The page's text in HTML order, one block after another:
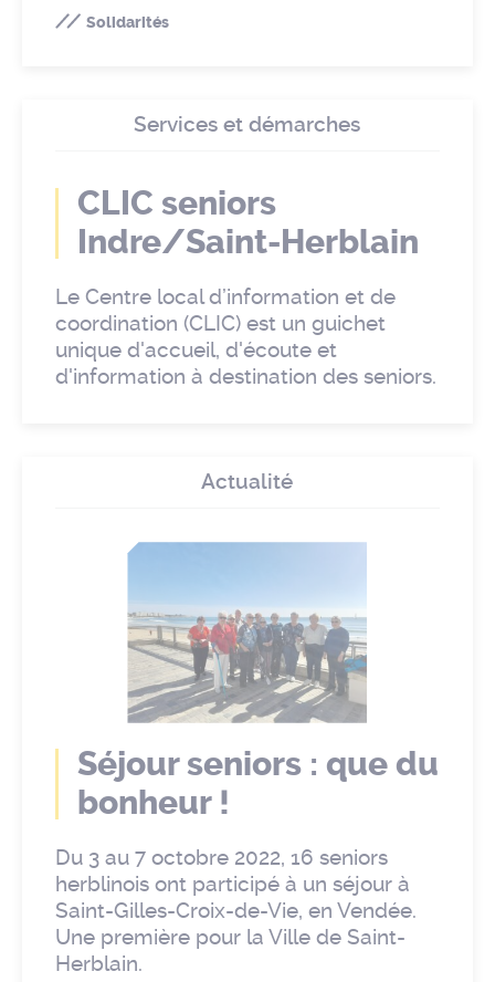
Solidarités
CLIC seniors
Indre/Saint-Herblain
Le Centre local d’information et de
coordination (CLIC) est un guichet
unique d'accueil, d'écoute et
d'information à destination des seniors.
Services et démarches
Séjour seniors : que du
bonheur !
Du 3 au 7 octobre 2022, 16 seniors
herblinois ont participé à un séjour à
Saint-Gilles-Croix-de-Vie, en Vendée.
Une première pour la Ville de Saint-
Herblain.
Actualité